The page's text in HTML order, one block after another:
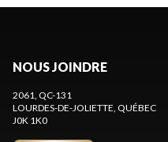
NOUS JOINDRE
2061, QC-131
LOURDES-DE-JOLIETTE , QUÉBEC
J0K 1K0